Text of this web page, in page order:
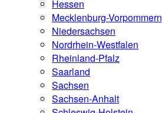
Hessen
Mecklenburg-Vorpommern
Niedersachsen
Nordrhein-Westfalen
Rheinland-Pfalz
Saarland
Sachsen
Sachsen-Anhalt